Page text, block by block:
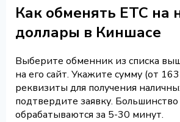
Как обменять ETC на
доллары в Киншасе
Выберите обменник из списка
на его сайт. Укажите сумму (от
реквизиты для получения
подтвердите заявку.
обрабатываются за 5-30 минут.